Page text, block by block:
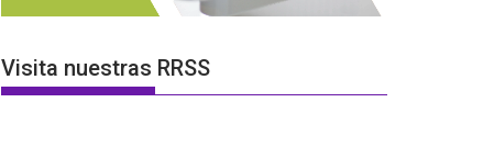
Visita nuestras RRSS